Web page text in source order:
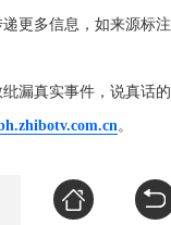
更多信息，如来源标
漏真实事件，说真话
。